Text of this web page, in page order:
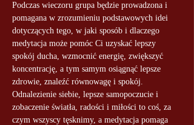
Podczas wieczoru grupa będzie prowadzona i
pomagana w zrozumieniu podstawowych idei
dotyczących tego, w jaki sposób i dlaczego
medytacja może pomóc Ci uzyskać lepszy
spokój ducha, wzmocnić energię, zwiększyć
koncentrację, a tym samym osiągnąć lepsze
zdrowie, znaleźć równowagę i spokój.
Odnalezienie siebie, lepsze samopoczucie i
zobaczenie światła, radości i miłości to coś, za
czym wszyscy tęsknimy, a medytacja pomaga